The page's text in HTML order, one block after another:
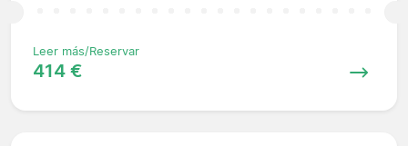
Leer más/Reservar
414 €